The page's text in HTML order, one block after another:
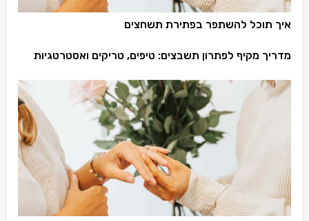
איך תוכל להשתפר בפתירת תשחצים
מדריך מקיף לפתרון תשבצים: טיפים, טריקים ואסטרטגיות